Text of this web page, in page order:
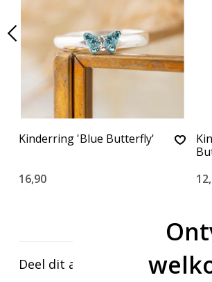
Kinderring 'Blue Butterfly'
16,90
Deel dit artikel